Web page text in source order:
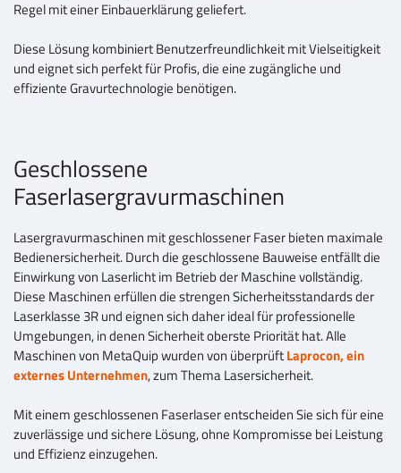
Regel mit einer Einbauerklärung geliefert.
Diese Lösung kombiniert Benutzerfreundlichkeit mit Vielseitigkeit
und eignet sich perfekt für Profis, die eine zugängliche und
effiziente Gravurtechnologie benötigen.
Geschlossene
Faserlasergravurmaschinen
Lasergravurmaschinen mit geschlossener Faser bieten maximale
Bedienersicherheit. Durch die geschlossene Bauweise entfällt die
Einwirkung von Laserlicht im Betrieb der Maschine vollständig.
Diese Maschinen erfüllen die strengen Sicherheitsstandards der
Laserklasse 3R und eignen sich daher ideal für professionelle
Umgebungen, in denen Sicherheit oberste Priorität hat. Alle
Maschinen von MetaQuip wurden von überprüftLaprocon, ein
externes Unternehmen, zum Thema Lasersicherheit.
Mit einem geschlossenen Faserlaser entscheiden Sie sich für eine
zuverlässige und sichere Lösung, ohne Kompromisse bei Leistung
und Effizienz einzugehen.